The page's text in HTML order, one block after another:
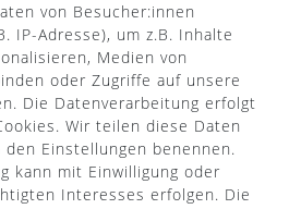
von Besucher:innen
IP-Adresse), um z.B. Inhalte
Medien von
oder Zugriffe auf unsere
Die Datenverarbeitung erfolgt
Wir teilen diese Daten
Einstellungen benennen.
kann mit Einwilligung oder
Interesses erfolgen. Die